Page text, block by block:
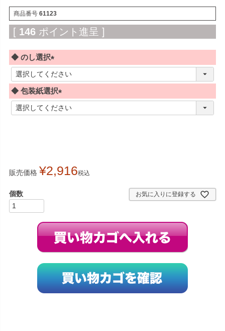
商品番号 61123
[ 146 ポイント進呈 ]
◆ のし選択
(
必
須
)
◆ 包装紙選択
(
必
販売価格 ¥2,916税込
お気に入りに登録する